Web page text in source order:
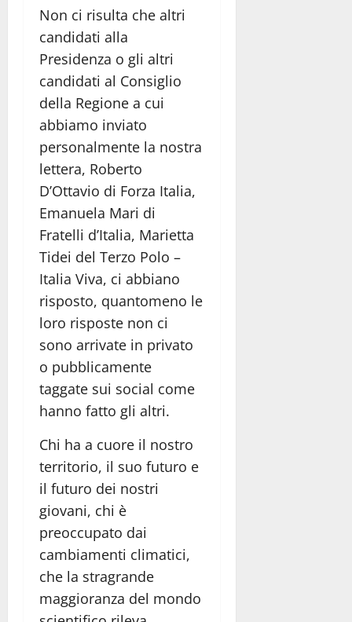
Non ci risulta che altri
candidati alla
Presidenza o gli altri
candidati al Consiglio
della Regione a cui
abbiamo inviato
personalmente la nostra
lettera, Roberto
D’Ottavio di Forza Italia,
Emanuela Mari di
Fratelli d’Italia, Marietta
Tidei del Terzo Polo –
Italia Viva, ci abbiano
risposto, quantomeno le
loro risposte non ci
sono arrivate in privato
o pubblicamente
taggate sui social come
hanno fatto gli altri.
Chi ha a cuore il nostro
territorio, il suo futuro e
il futuro dei nostri
giovani, chi è
preoccupato dai
cambiamenti climatici,
che la stragrande
maggioranza del mondo